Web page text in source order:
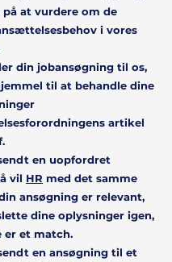
at vurdere om de
i vores
din jobansøgning til os,
til at behandle dine
artikel
en uopfordret
vil HR med det samme
ansøgning er relevant,
dine oplysninger igen,
er et match.
en ansøgning til et